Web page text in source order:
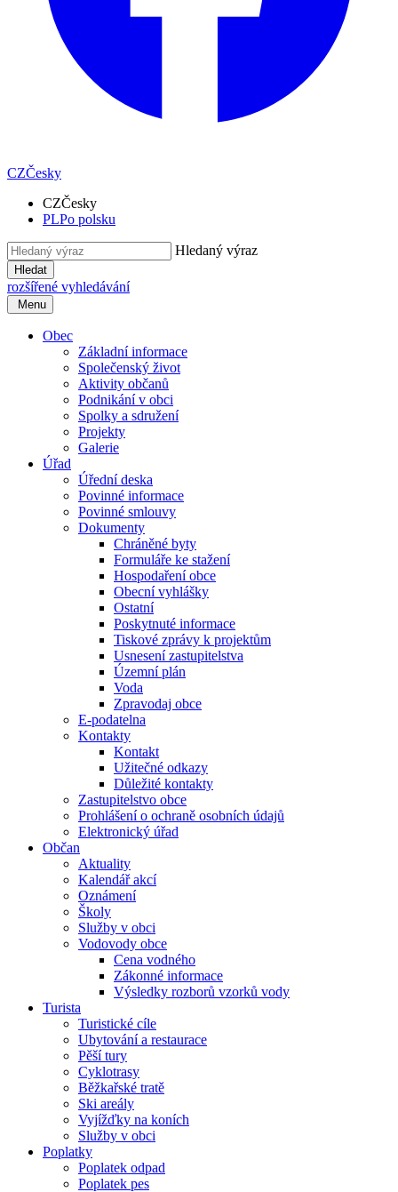
CZČesky
CZČesky
PLPo polsku
Hledaný výraz
Hledat
rozšířené vyhledávání
Menu
Obec
Základní informace
Společenský život
Aktivity občanů
Podnikání v obci
Spolky a sdružení
Projekty
Galerie
Úřad
Úřední deska
Povinné informace
Povinné smlouvy
Dokumenty
Chráněné byty
Formuláře ke stažení
Hospodaření obce
Obecní vyhlášky
Ostatní
Poskytnuté informace
Tiskové zprávy k projektům
Usnesení zastupitelstva
Územní plán
Voda
Zpravodaj obce
E-podatelna
Kontakty
Kontakt
Užitečné odkazy
Důležité kontakty
Zastupitelstvo obce
Prohlášení o ochraně osobních údajů
Elektronický úřad
Občan
Aktuality
Kalendář akcí
Oznámení
Školy
Služby v obci
Vodovody obce
Cena vodného
Zákonné informace
Výsledky rozborů vzorků vody
Turista
Turistické cíle
Ubytování a restaurace
Pěší tury
Cyklotrasy
Běžkařské tratě
Ski areály
Vyjížďky na koních
Služby v obci
Poplatky
Poplatek odpad
Poplatek pes